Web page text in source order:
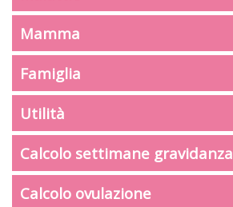
Mamma
Famiglia
Utilità
Calcolo settimane gravidanza
Calcolo ovulazione